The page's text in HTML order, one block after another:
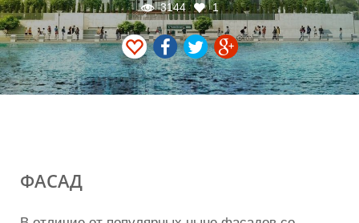
3144 1
ФАСАД